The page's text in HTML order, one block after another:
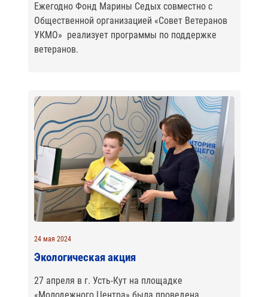
Ежегодно Фонд Марины Седых совместно с
Общественной организацией «Совет Ветеранов
УКМО» реализует программы по поддержке
ветеранов.
24 мая 2024
Экологическая акция
27 апреля в г. Усть-Кут на площадке